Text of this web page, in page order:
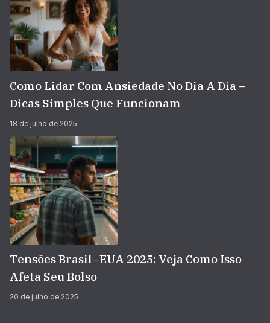
Como Lidar Com Ansiedade No Dia A Dia –
Dicas Simples Que Funcionam
18 de julho de 2025
Tensões Brasil–EUA 2025: Veja Como Isso
Afeta Seu Bolso
20 de julho de 2025